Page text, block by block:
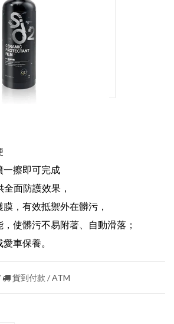
一擦即可完成
面防護效果，
，有效抵禦外在髒污，
使髒污不易附著、自動滑落；
車保養。
貨到付款 / ATM